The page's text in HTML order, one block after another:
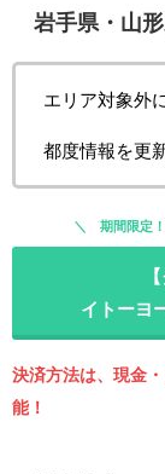
岩手県・山
エリア対象外
都度情報を更
期間限定
イトーヨ
決済方法は、現金
能！